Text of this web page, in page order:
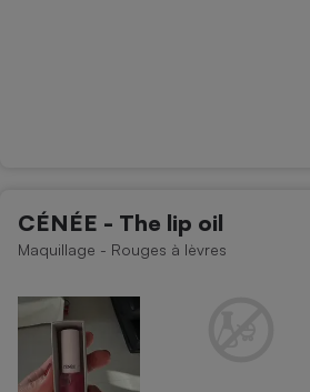
CÉNÉE - The lip oil
Maquillage - Rouges à lèvres